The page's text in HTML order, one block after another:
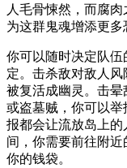
人毛骨悚然，而腐
为这群鬼魂增添更多
你可以随时决定队
定。击杀敌对敌人
被复活成幽灵。击
或盗墓贼，你可以
报都会让流放岛上
间，你需要前往附
你的钱袋。